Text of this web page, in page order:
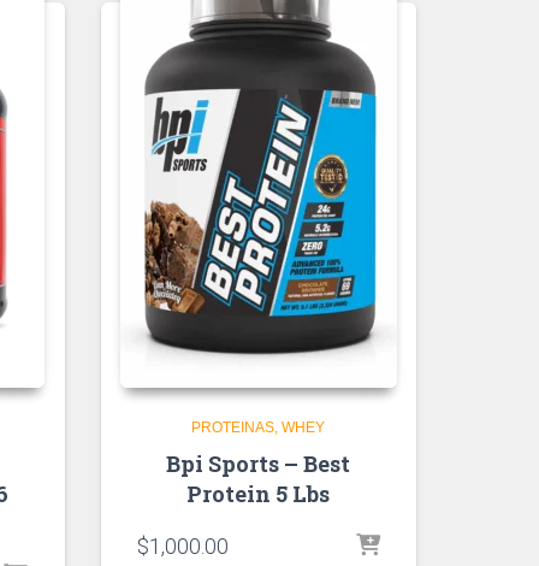
PROTEINAS WHEY
Bpi Sports – Best
Protein 5 Lbs
$1,000.00